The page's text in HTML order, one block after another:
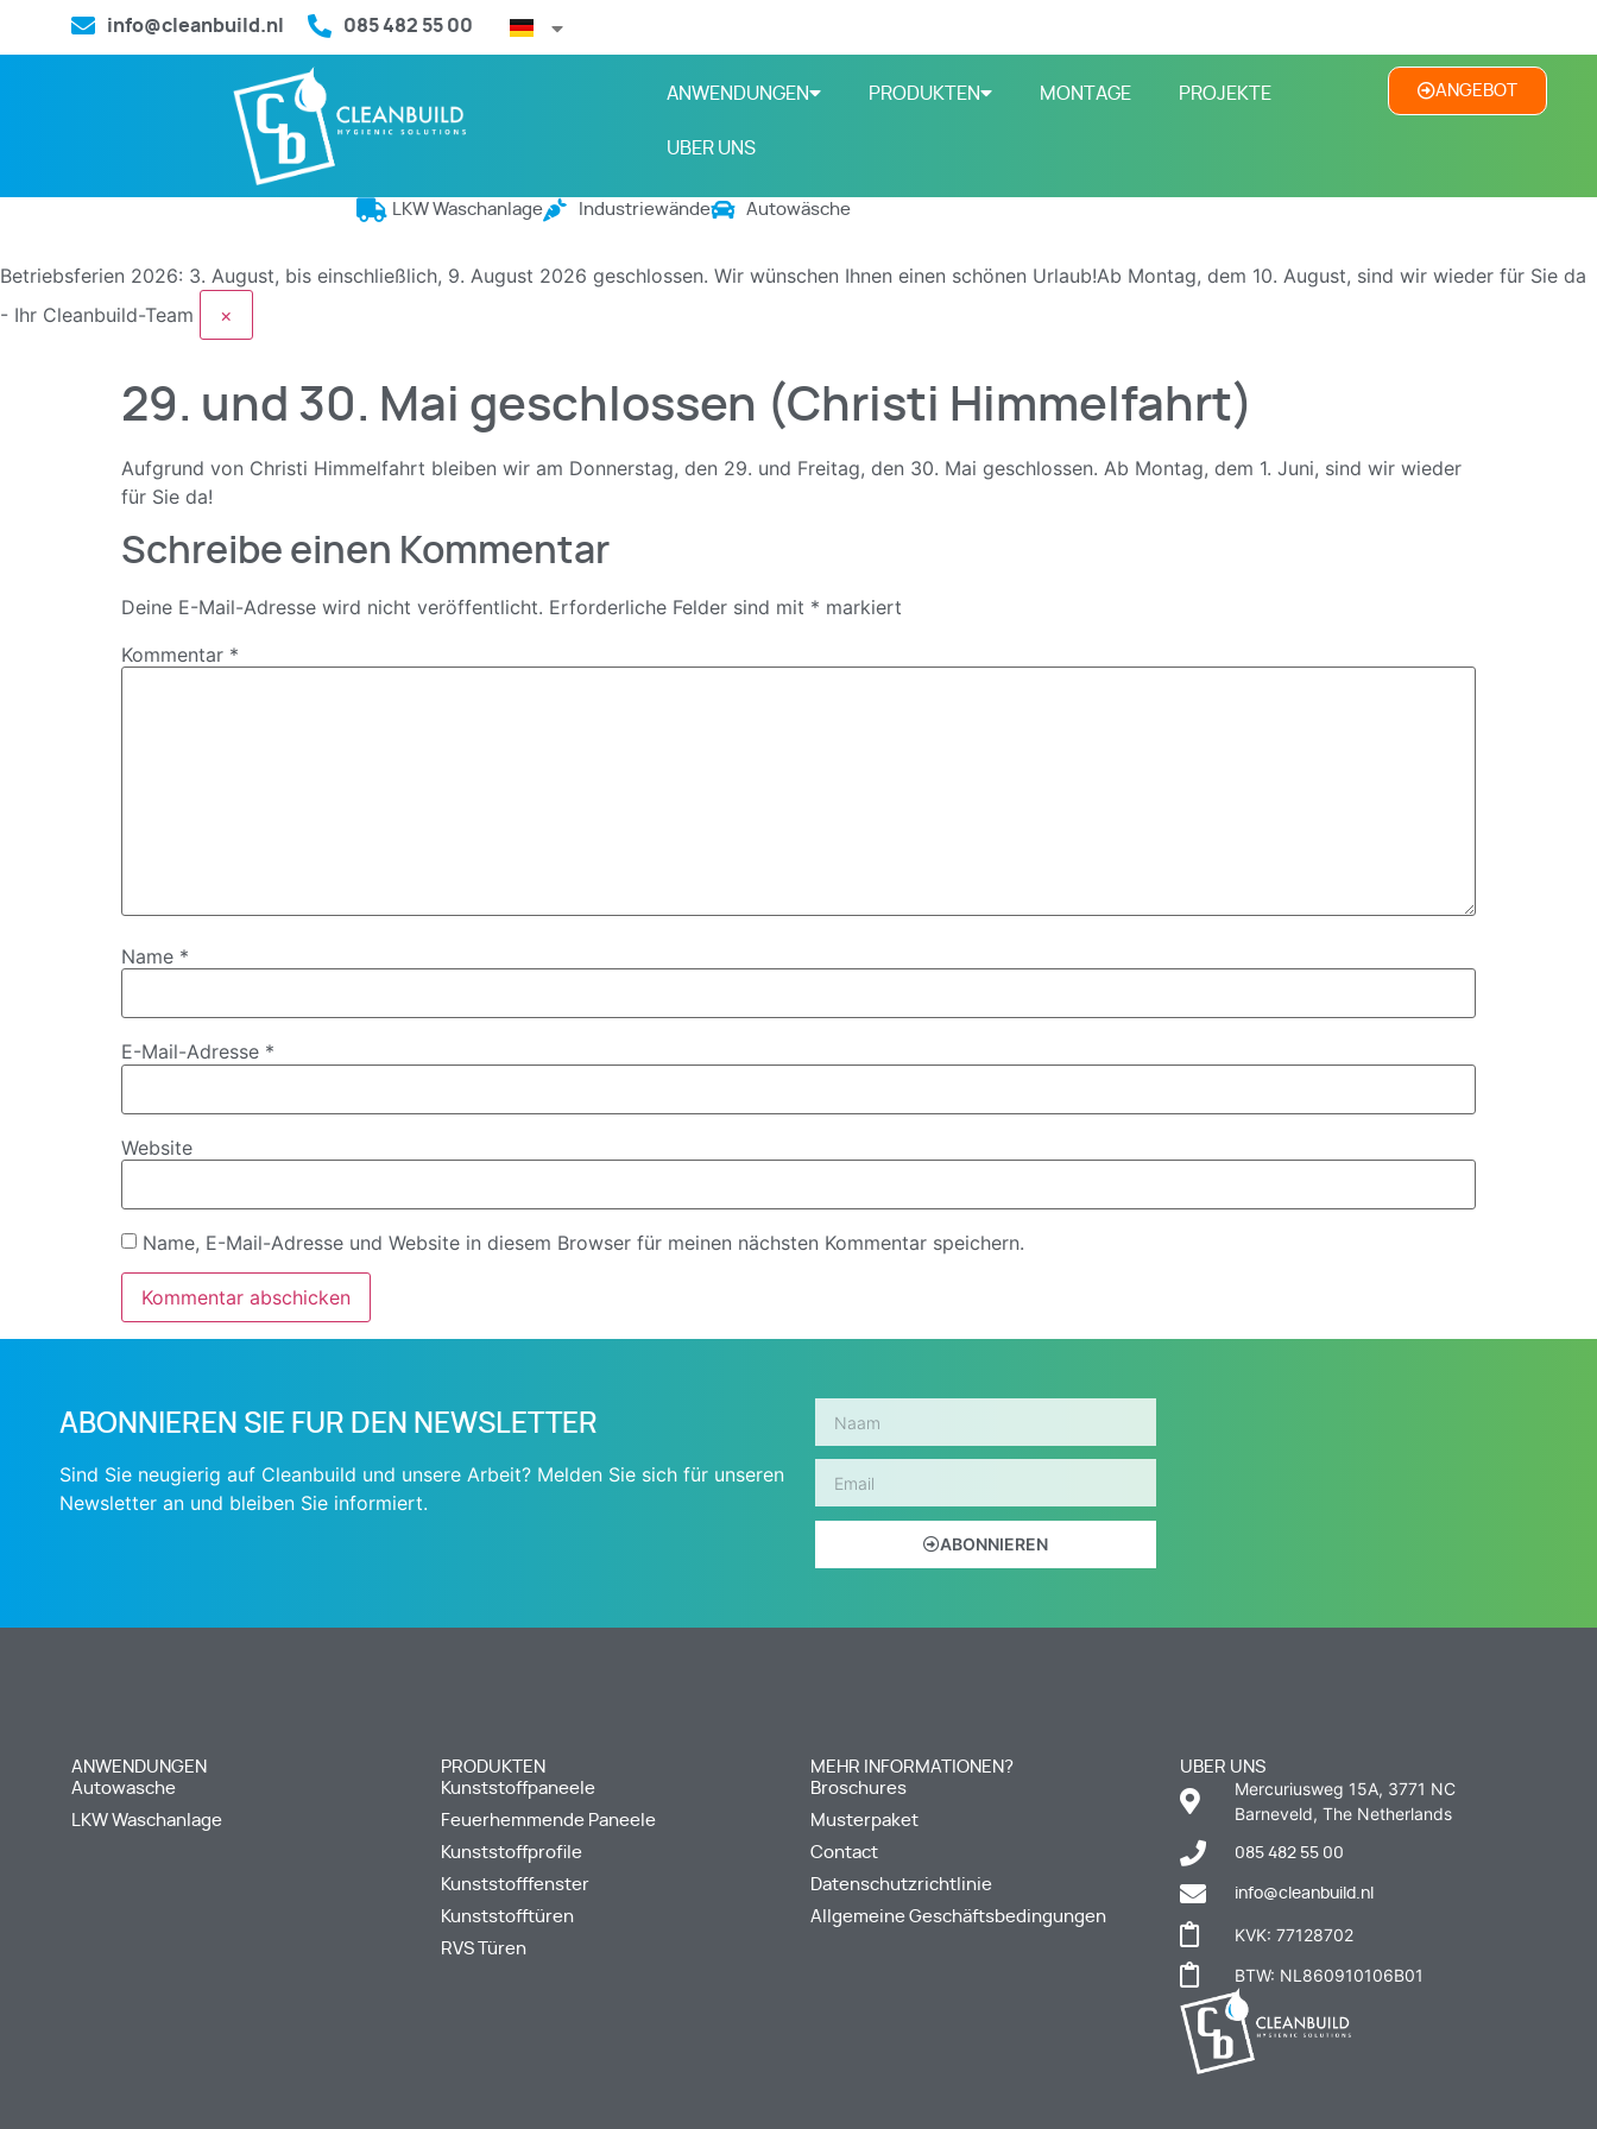
info@cleanbuild.nl 085 482 55 00
ANWENDUNGEN PRODUKTEN MONTAGE PROJEKTE
UBER UNS
ANGEBOT
LKW Waschanlage Industriewände Autowäsche
Betriebsferien 2026: 3. August, bis einschließlich, 9. August 2026 geschlossen. Wir wünschen Ihnen einen schönen Urlaub!Ab Montag, dem 10. August, sind wir wieder für Sie da
- Ihr Cleanbuild-Team
×
29. und 30. Mai geschlossen (Christi Himmelfahrt)
Aufgrund von Christi Himmelfahrt bleiben wir am Donnerstag, den 29. und Freitag, den 30. Mai geschlossen. Ab Montag, dem 1. Juni, sind wir wieder
für Sie da!
Schreibe einen Kommentar
Deine E-Mail-Adresse wird nicht veröffentlicht. Erforderliche Felder sind mit * markiert
Kommentar *
Name *
E-Mail-Adresse *
Website
Name, E-Mail-Adresse und Website in diesem Browser für meinen nächsten Kommentar speichern.
ABONNIEREN SIE FUR DEN NEWSLETTER
Sind Sie neugierig auf Cleanbuild und unsere Arbeit? Melden Sie sich für unseren
Newsletter an und bleiben Sie informiert.
ABONNIEREN
ANWENDUNGEN
Autowasche
LKW Waschanlage
PRODUKTEN
Kunststoffpaneele
Feuerhemmende Paneele
Kunststoffprofile
Kunststofffenster
Kunststofftüren
RVS Türen
MEHR INFORMATIONEN?
Broschures
Musterpaket
Contact
Datenschutzrichtlinie
Allgemeine Geschäftsbedingungen
UBER UNS
Mercuriusweg 15A, 3771 NC
Barneveld, The Netherlands
085 482 55 00
info@cleanbuild.nl
KVK: 77128702
BTW: NL860910106B01